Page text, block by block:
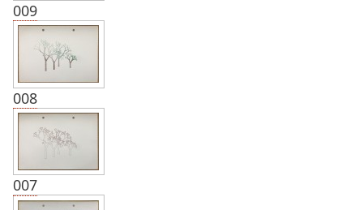
009
008
007